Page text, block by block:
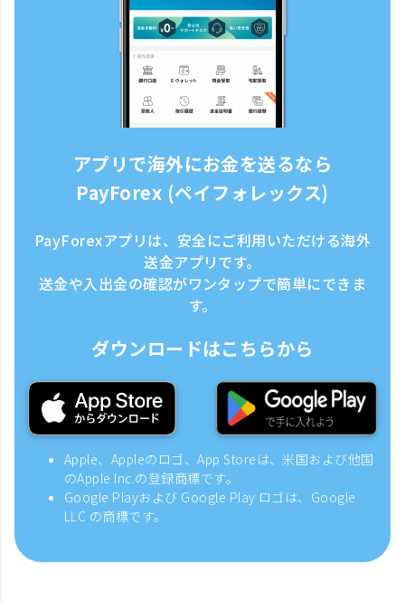
アプリで海外にお金を送るなら
PayForex (ペイフォレックス)
PayForexアプリは、安全にご利用いただける海外
送金アプリです。
送金や入出金の確認がワンタップで簡単にできま
す。
ダウンロードはこちらから
Apple、Appleのロゴ、App Storeは、米国および他国
のApple Inc.の登録商標です。
Google Playおよび Google Play ロゴは、Google
LLC の商標です。